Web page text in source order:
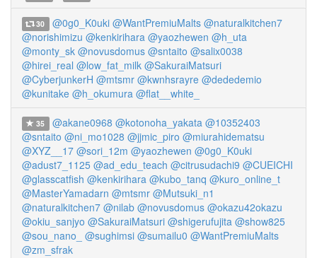
30 @0g0_K0uki @WantPremiuMalts @naturalkitchen7
@norishimizu @kenkirihara @yaozhewen @h_uta
@monty_sk @novusdomus @sntaito @salix0038
@hirei_real @low_fat_milk @SakuraiMatsuri
@CyberjunkerH @mtsmr @kwnhsrayre @dededemio
@kunitake @h_okumura @flat__white_
35 @akane0968 @kotonoha_yakata @10352403
@sntaito @ni_mo1028 @jjmic_piro @miurahidematsu
@XYZ__17 @sori_12m @yaozhewen @0g0_K0uki
@adust7_1125 @ad_edu_teach @citrusudachi9 @CUEICHI
@glasscatfish @kenkirihara @kubo_tanq @kuro_online_t
@MasterYamadarn @mtsmr @Mutsuki_n1
@naturalkitchen7 @nilab @novusdomus @okazu42okazu
@okiu_sanjyo @SakuraiMatsuri @shigerufujita @show825
@sou_nano_
@sughimsi @sumailu0 @WantPremiuMalts
@zm_sfrak